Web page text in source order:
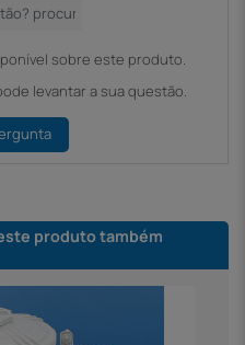
sobre este produto.
levantar a sua questão.
produto também